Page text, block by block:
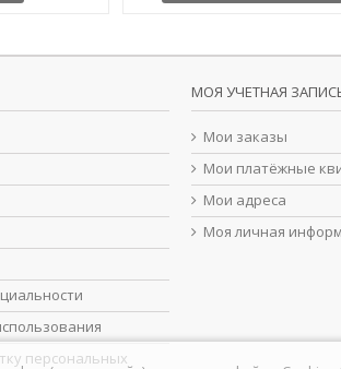
персональных
МОЯ УЧЕТНАЯ
Мои заказы
Мои платёжные
Мои адреса
Моя личная